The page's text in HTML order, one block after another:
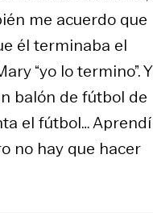
me acuerdo que
él terminaba el
“yo lo termino”. Y
balón de fútbol de
el fútbol… Aprendí
no hay que hacer